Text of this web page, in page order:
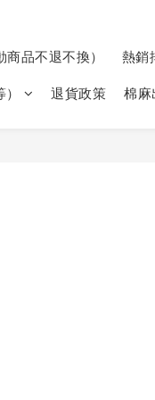
品不退不換）
熱銷
退貨政策 棉麻